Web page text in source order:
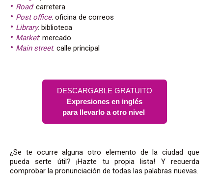
Road: carretera
Post office: oficina de correos
Library: biblioteca
Market: mercado
Main street: calle principal
DESCARGABLE GRATUITO
Expresiones en inglés
para llevarlo a otro nivel
¿Se te ocurre alguna otro elemento de la ciudad que
pueda serte útil? ¡Hazte tu propia lista! Y recuerda
comprobar la pronunciación de todas las palabras nuevas.